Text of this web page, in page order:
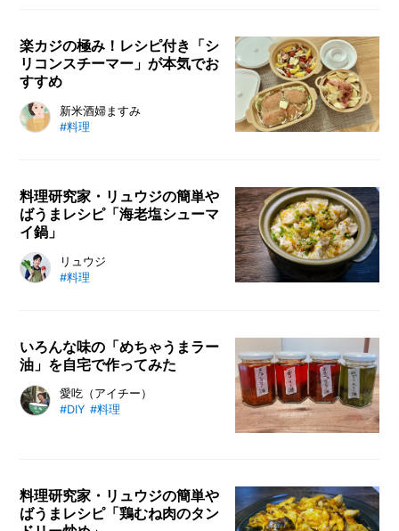
です♪ クレープパーティーには、
子どもたちにとって大切な「遊び
（好きなように楽しむ）」「学び
（考える・経験する）」「食事（お
いしく食べる）」の要素が詰まって
楽カジの極み！レシピ付き「シ
リコンスチーマー」が本気でお
すすめ
電子レンジでチンするだけで料理が
できるシリコンスチーマー。時短な
ン鍋型など用途によって使い分ける
こともでできるカインズのシリコン
スチーマーは、折りたたむことがで
きてとってもコンパクトに収納でき
ます。「忙しくて料理をするのが面
す！
新米酒婦ますみ
#料理
料理研究家・リュウジの簡単や
ばうまレシピ「海老塩シューマ
イ鍋」
どうも！ 料理研究家のリュウジで
す。材料を切って煮るだけの鍋物は
人も多いのではないでしょうか？
そこで今回は、冷凍の海老シューマ
イを使った絶品鍋「海老塩シューマ
イ鍋」をご紹介します。白菜さえ切
れまた最高なんです！
リュウジ
#料理
いろんな味の「めちゃうまラー
油」を自宅で作ってみた
ラー油が大好物の筆者が、市販のラ
ー油では飽き足らず、中華料理のプ
アジア風のラー油」「青唐辛子で作
る緑のラー油」など、アレンジを加
愛吃（アイチー）
#DIY #料理
料理研究家・リュウジの簡単や
ばうまレシピ「鶏むね肉のタン